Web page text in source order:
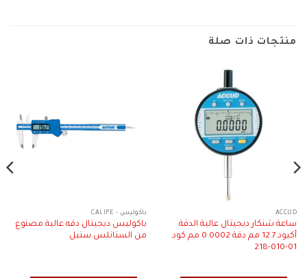
منتجات ذات صلة
ACCUD
ساعة شنكار ديجيتال عالية الدقة
أكيود 12.7 مم دقة 0.0002 مم كود
01-010-218
باكوليس - CALIPE
باكوليس ديجيتال دقه عالية مصنوع
من الستانلس ستيل